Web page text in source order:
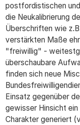
postfordistischen
die Neukalibrierung
Überschriften wie
verstärkten Maße
"freiwillig" -
überschaubare
finden sich neue
Einsatz gegenüber
gewisser Hinsicht
Charakter generiert